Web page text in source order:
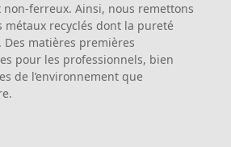
ferreux. Ainsi, nous remettons
métaux recyclés dont la pureté
Des matières premières
pour les professionnels, bien
de l’environnement que